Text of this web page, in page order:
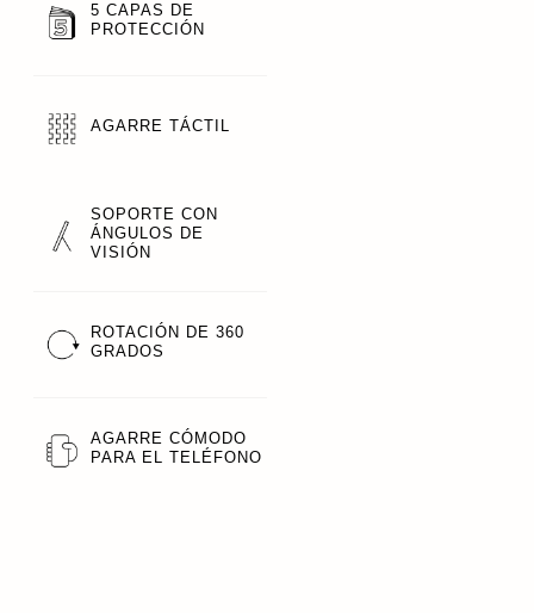
5 CAPAS DE
PROTECCIÓN
AGARRE TÁCTIL
SOPORTE CON
ÁNGULOS DE
VISIÓN
ROTACIÓN DE 360
GRADOS
AGARRE CÓMODO
PARA EL TELÉFONO